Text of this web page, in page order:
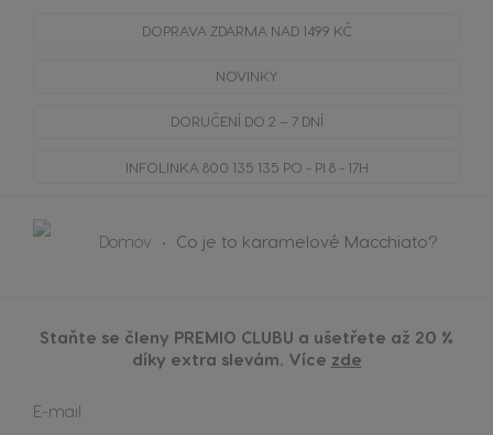
DOPRAVA ZDARMA NAD 1499 KČ
NOVINKY
DORUČENÍ DO 2 – 7 DNÍ
INFOLINKA 800 135 135 PO - PI 8 - 17H
Domov Co je to karamelové Macchiato?
Staňte se členy PREMIO CLUBU a ušetřete až 20 %
díky extra slevám. Více zde
Přihlaste
se
E-mail